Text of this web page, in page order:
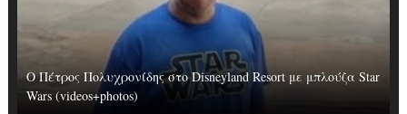
Ο Πέτρος Πολυχρονίδης στο Disneyland Resort με μπλούζα Star
Wars (videos+photos)